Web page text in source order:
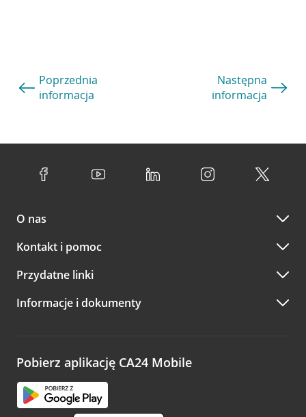
Poprzednia
informacja
Następna
informacja
O nas
Kontakt i pomoc
Przydatne linki
Informacje i dokumenty
Pobierz aplikację CA24 Mobile